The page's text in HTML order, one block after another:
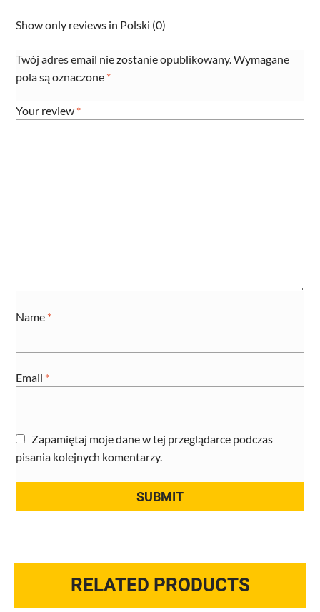
Show only reviews in Polski (0)
Twój adres email nie zostanie opublikowany. Wymagane
pola są oznaczone *
Your review *
Name *
Email *
Zapamiętaj moje dane w tej przeglądarce podczas
pisania kolejnych komentarzy.
RELATED PRODUCTS